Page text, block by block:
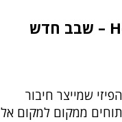
אינטל הכריזה על Horse Ridge – שבב חדש
שמייצר חיבור
ממקום למקום אל